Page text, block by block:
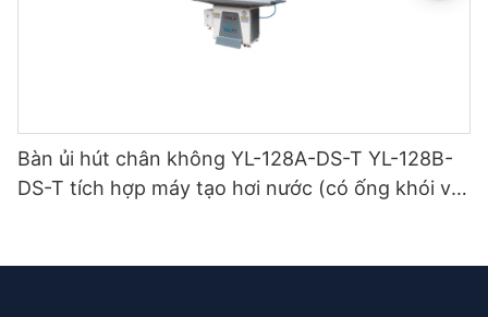
Bàn ủi hút chân không YL-128A-DS-T YL-128B-
DS-T tích hợp máy tạo hơi nước (có ống khói và